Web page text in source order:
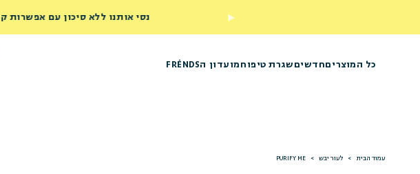
משלוח חינם
ועד הבית
כל המוצריםחדשיםשגרת טיפוחמועדון הFRÉNDS
עמוד הבית > לעור יבש >
PURIFY ME